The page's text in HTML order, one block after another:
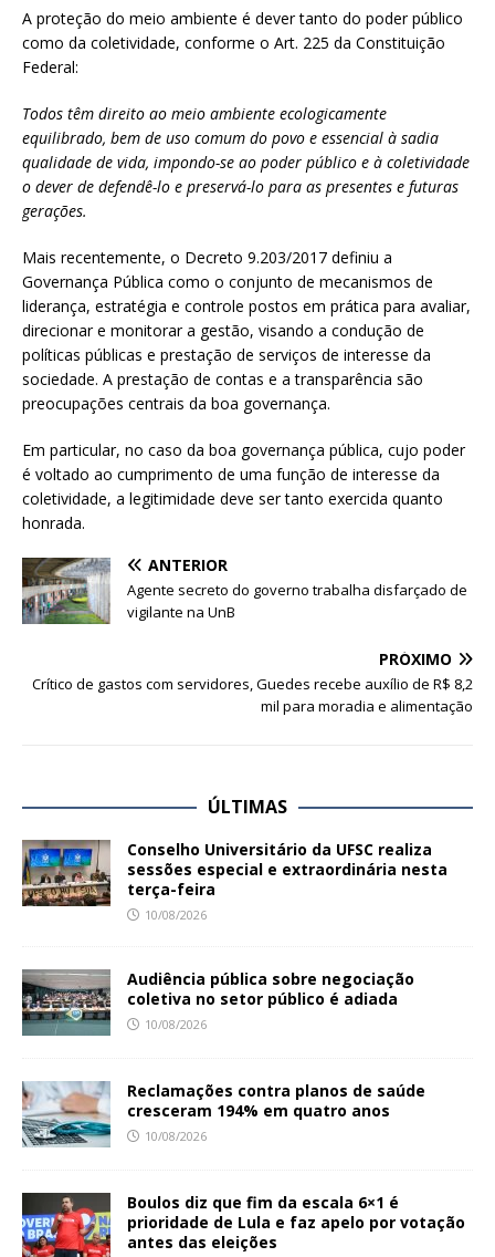
A proteção do meio ambiente é dever tanto do poder público
como da coletividade, conforme o Art. 225 da Constituição
Federal:
Todos têm direito ao meio ambiente ecologicamente
equilibrado, bem de uso comum do povo e essencial à sadia
qualidade de vida, impondo-se ao poder público e à coletividade
o dever de defendê-lo e preservá-lo para as presentes e futuras
gerações.
Mais recentemente, o Decreto 9.203/2017 definiu a
Governança Pública como o conjunto de mecanismos de
liderança, estratégia e controle postos em prática para avaliar,
direcionar e monitorar a gestão, visando a condução de
políticas públicas e prestação de serviços de interesse da
sociedade. A prestação de contas e a transparência são
preocupações centrais da boa governança.
Em particular, no caso da boa governança pública, cujo poder
é voltado ao cumprimento de uma função de interesse da
coletividade, a legitimidade deve ser tanto exercida quanto
honrada.
ANTERIOR
Agente secreto do governo trabalha disfarçado de
vigilante na UnB
PRÓXIMO
Crítico de gastos com servidores, Guedes recebe auxílio de R$ 8,2
mil para moradia e alimentação
ÚLTIMAS
Conselho Universitário da UFSC realiza
sessões especial e extraordinária nesta
terça-feira
10/08/2026
Audiência pública sobre negociação
coletiva no setor público é adiada
10/08/2026
Reclamações contra planos de saúde
cresceram 194% em quatro anos
10/08/2026
Boulos diz que fim da escala 6×1 é
prioridade de Lula e faz apelo por votação
antes das eleições